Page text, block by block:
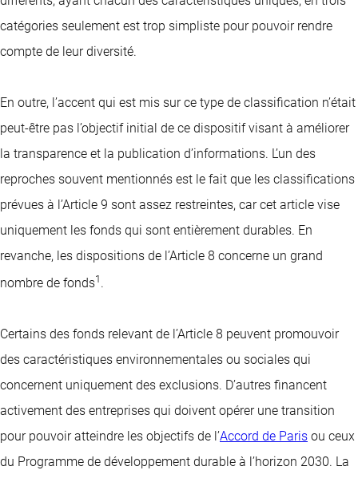
catégories seulement est trop simpliste pour pouvoir rendre
compte de leur diversité.
En outre, l’accent qui est mis sur ce type de classification n’était
peut-être pas l’objectif initial de ce dispositif visant à améliorer
la transparence et la publication d’informations. L’un des
reproches souvent mentionnés est le fait que les classifications
prévues à l’Article 9 sont assez restreintes, car cet article vise
uniquement les fonds qui sont entièrement durables. En
revanche, les dispositions de l’Article 8 concerne un grand
nombre de fonds1 .
Certains des fonds relevant de l’Article 8 peuvent promouvoir
des caractéristiques environnementales ou sociales qui
concernent uniquement des exclusions. D’autres financent
activement des entreprises qui doivent opérer une transition
pour pouvoir atteindre les objectifs de l’Accord de Paris ou ceux
du Programme de développement durable à l’horizon 2030. La